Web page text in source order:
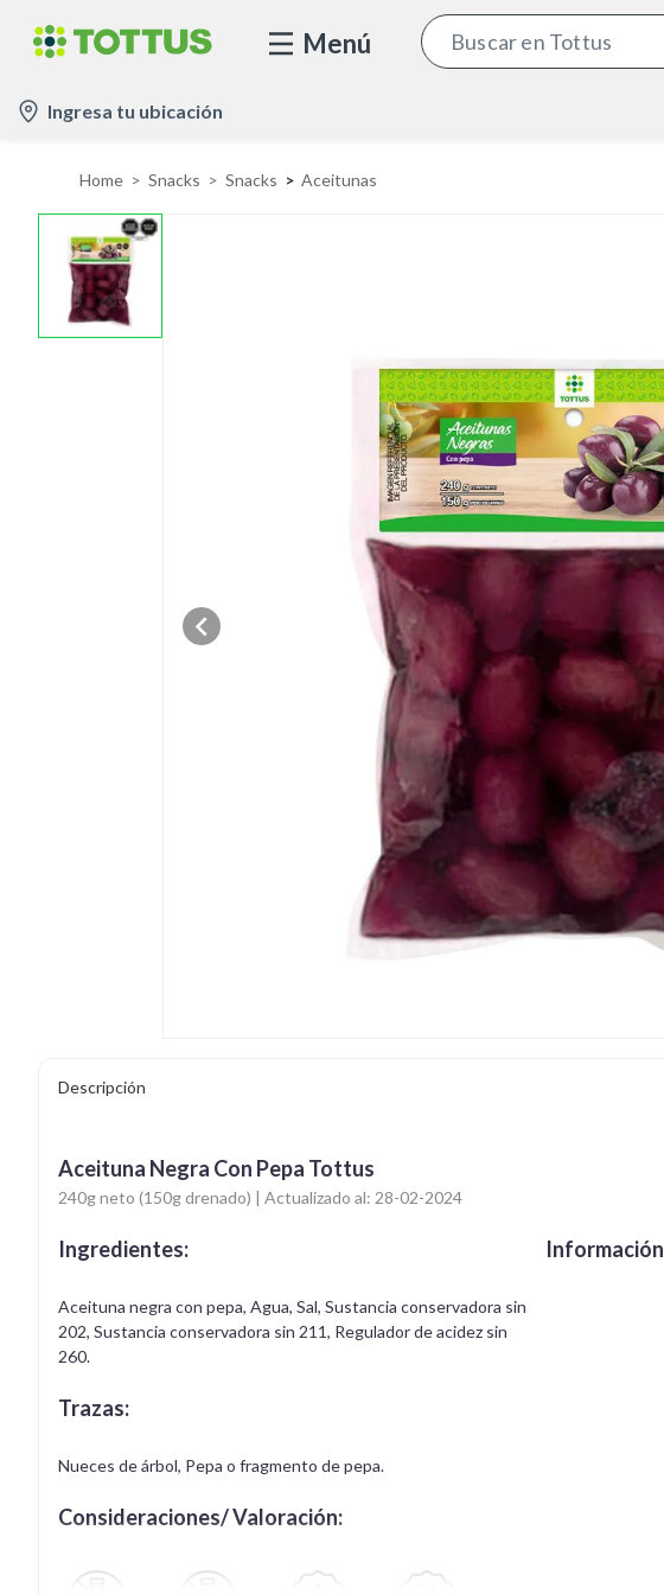
Menú
Ingresa tu ubicación
Home Snacks Snacks Aceitunas
Descripción
Aceituna Negra Con Pepa Tottus
240g neto (150g drenado) | Actualizado al: 28-02-2024
Ingredientes:
Aceituna negra con pepa, Agua, Sal, Sustancia conservadora sin
202, Sustancia conservadora sin 211, Regulador de acidez sin
260.
Trazas:
Nueces de árbol, Pepa o fragmento de pepa.
Consideraciones/ Valoración: